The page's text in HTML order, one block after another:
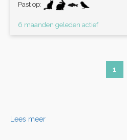
Past op:
6 maanden geleden actief
1
Lees meer